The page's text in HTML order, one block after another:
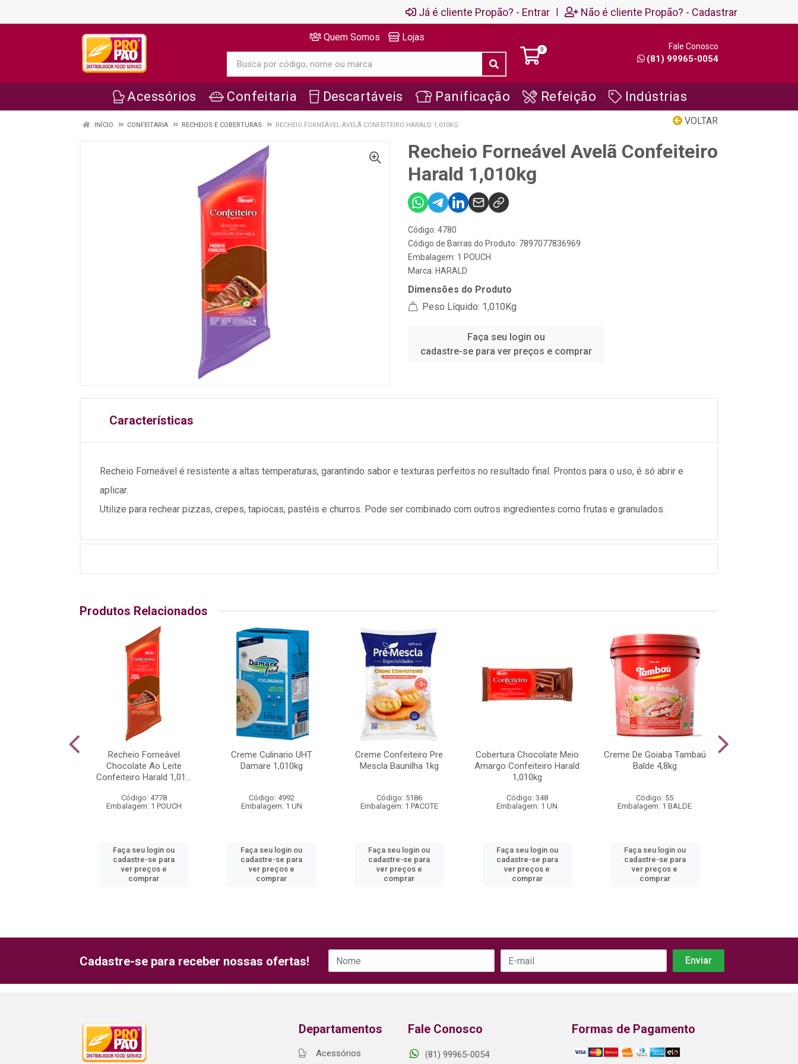
Já é cliente Propão? - Entrar | Não é cliente Propão? - Cadastrar
Quem Somos Lojas
0 Fale Conosco
(81) 99965-0054
Acessórios Confeitaria Descartáveis Panificação Refeição Indústrias
VOLTAR
INÍCIO CONFEITARIA RECHEIOS E COBERTURAS RECHEIO FORNEÁVEL AVELÃ CONFEITEIRO HARALD 1,010KG
Recheio Forneável Avelã Confeiteiro
Harald 1,010kg
Código: 4780
Código de Barras do Produto: 7897077836969
Embalagem: 1 POUCH
Marca: HARALD
Dimensões do Produto
Peso Líquido: 1,010Kg
Faça seu login ou
cadastre-se para ver preços e comprar
Características
Recheio Forneável é resistente a altas temperaturas, garantindo sabor e texturas perfeitos no resultado final. Prontos para o uso, é só abrir e
aplicar.
Utilize para rechear pizzas, crepes, tapiocas, pastéis e churros. Pode ser combinado com outros ingredientes como frutas e granulados.
Produtos Relacionados
Recheio Forneável
Chocolate Ao Leite
Confeiteiro Harald 1,01...
Código: 4778
Embalagem: 1 POUCH
Faça seu login ou
cadastre-se para
ver preços e
comprar
Creme Culinario UHT
Damare 1,010kg
Código: 4992
Embalagem: 1 UN
Faça seu login ou
cadastre-se para
ver preços e
comprar
Creme Confeiteiro Pre
Mescla Baunilha 1kg
Código: 5186
Embalagem: 1 PACOTE
Faça seu login ou
cadastre-se para
ver preços e
comprar
Cobertura Chocolate Meio
Amargo Confeiteiro Harald
1,010kg
Código: 348
Embalagem: 1 UN
Faça seu login ou
cadastre-se para
ver preços e
comprar
Creme De Goiaba Tambaú
Balde 4,8kg
Código: 55
Embalagem: 1 BALDE
Faça seu login ou
cadastre-se para
ver preços e
comprar
Cadastre-se para receber nossas ofertas!
Departamentos
Acessórios
Fale Conosco
(81) 99965-0054
Formas de Pagamento